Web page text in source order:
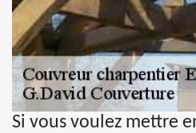
Si vous voulez mettre